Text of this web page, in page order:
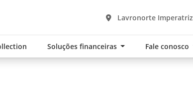
Lavronorte Imperatriz
Soluções financeiras Fale conosco